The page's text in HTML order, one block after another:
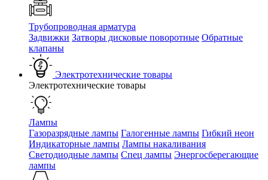
Трубопроводная арматура
Задвижки Затворы дисковые поворотные Обратные
клапаны
Электротехнические товары
Электротехнические товары
Лампы
Газоразрядные лампы Галогенные лампы Гибкий неон
Индикаторные лампы Лампы накаливания
Светодиодные лампы Спец лампы Энергосберегающие
лампы